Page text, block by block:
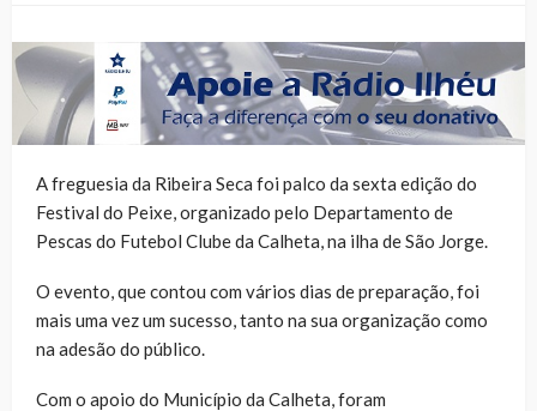
A freguesia da Ribeira Seca foi palco da sexta edição do
Festival do Peixe, organizado pelo Departamento de
Pescas do Futebol Clube da Calheta, na ilha de São Jorge.
O evento, que contou com vários dias de preparação, foi
mais uma vez um sucesso, tanto na sua organização como
na adesão do público.
Com o apoio do Município da Calheta, foram